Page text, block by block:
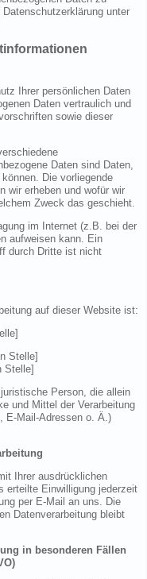
unter
Ihrer persönlichen Daten
Daten vertraulich und
sowie dieser
Daten sind Daten,
Die vorliegende
wir erheben und wofür wir
Zweck das geschieht.
im Internet (z.B. bei der
aufweisen kann. Ein
durch Dritte ist nicht
auf dieser Website ist:
Stelle]
Stelle]
Person, die allein
und Mittel der Verarbeitung
E-Mail-Adressen o. Ä.)
Ihrer ausdrücklichen
erteilte Einwilligung jederzeit
per E-Mail an uns. Die
Datenverarbeitung bleibt
in besonderen Fällen